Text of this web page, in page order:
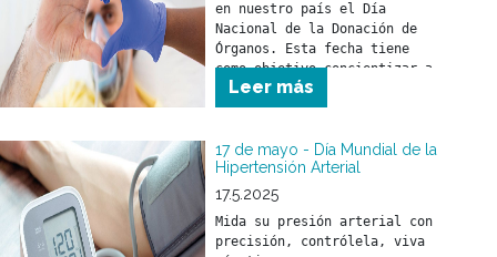
en nuestro país el Día
Nacional de la Donación de
Órganos. Esta fecha tiene
como objetivo concientizar a
la sociedad sobre la
importancia de donar órganos
fundamental para salvar vidas
y mejorar la calidad de vida
Leer más
17 de mayo - Día Mundial de la
Hipertensión Arterial
17.5.2025
Mida su presión arterial con
precisión, contrólela, viva